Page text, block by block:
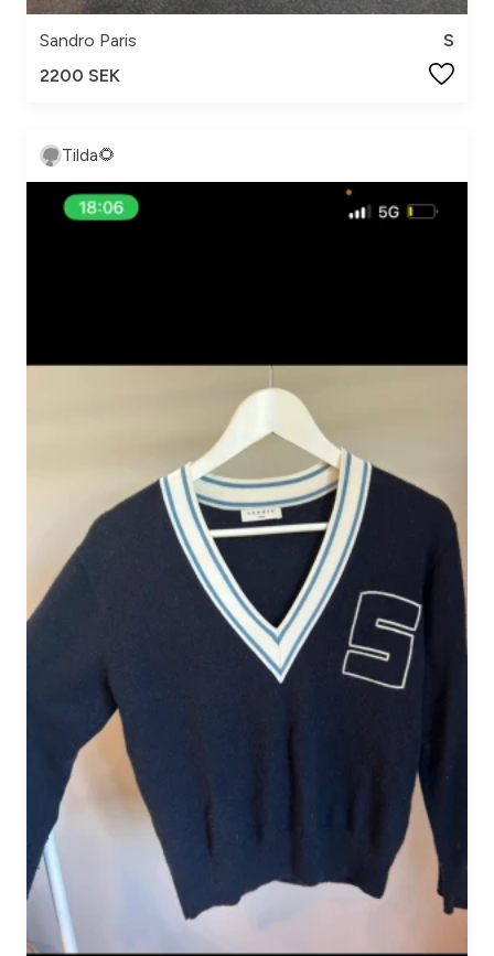
Sandro Paris
S
2200 SEK
Tilda🌻